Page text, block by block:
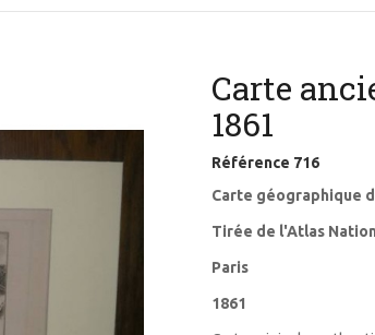
Carte
1861
Référence 716
Carte géographique
Tirée de l'Atlas
Paris
1861